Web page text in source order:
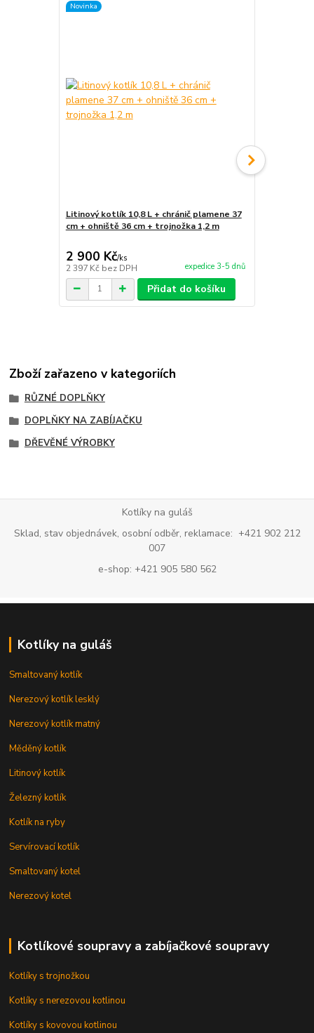
Novinka
Litinový kotlík 10,8 L + chránič plamene 37
cm + ohniště 36 cm + trojnožka 1,2 m
2 900 Kč/ks
2 397 Kč bez DPH expedice 3-5 dnů
Přidat do košíku
Zboží zařazeno v kategoriích
RŮZNÉ DOPLŇKY
DOPLŇKY NA ZABÍJAČKU
DŘEVĚNÉ VÝROBKY
Kotlíky na guláš
Sklad, stav objednávek, osobní odběr, reklamace: +421 902 212
007
e-shop: +421 905 580 562
Kotlíky na guláš
Smaltovaný kotlík
Nerezový kotlík lesklý
Nerezový kotlík matný
Měděný kotlík
Litinový kotlík
Železný kotlík
Kotlík na ryby
Servírovací kotlík
Smaltovaný kotel
Nerezový kotel
Kotlíkové soupravy a zabíjačkové soupravy
Kotlíky s trojnožkou
Kotlíky s nerezovou kotlinou
Kotlíky s kovovou kotlinou